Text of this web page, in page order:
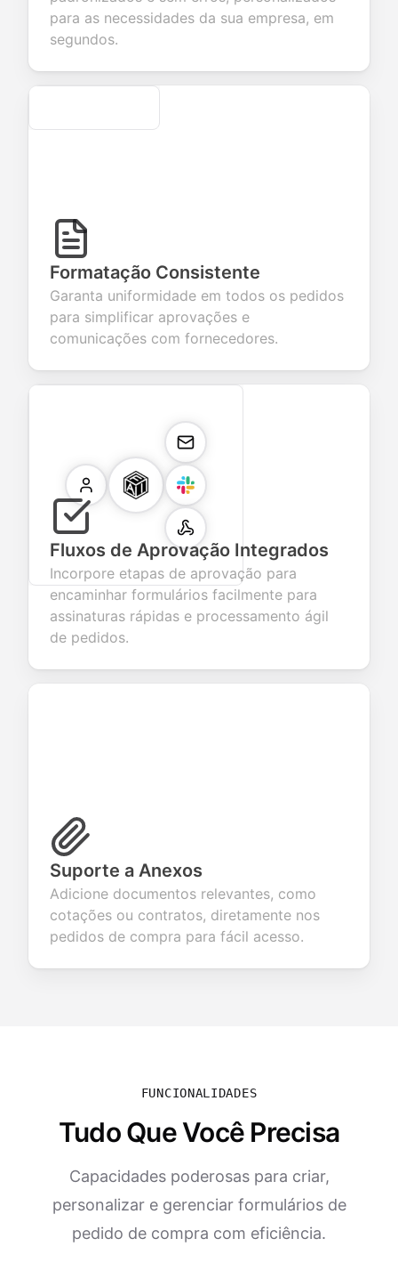
products or
account
creation.
transactions.
efficient
candidate
para as necessidades da sua empresa, em
segundos.
Secure
Formatação Consistente
Garanta uniformidade em todos os pedidos
para simplificar aprovações e
comunicações com fornecedores.
Fluxos de Aprovação Integrados
Incorpore etapas de aprovação para
encaminhar formulários facilmente para
assinaturas rápidas e processamento ágil
de pedidos.
Suporte a Anexos
Adicione documentos relevantes, como
cotações ou contratos, diretamente nos
pedidos de compra para fácil acesso.
FUNCIONALIDADES
Tudo Que Você Precisa
Capacidades poderosas para criar,
personalizar e gerenciar formulários de
pedido de compra com eficiência.